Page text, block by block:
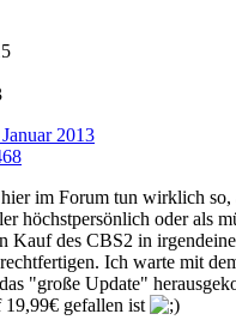
2013
im Forum tun wirklich so,
höchstpersönlich oder als
Kauf des CBS2 in
Ich warte mit
"große Update"
19,99€ gefallen ist